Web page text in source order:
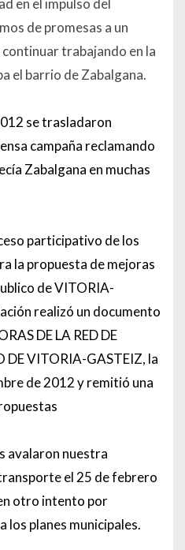
en el impulso del
de promesas a un
trabajando en la
el barrio de Zabalgana.
se trasladaron
campaña reclamando
Zabalgana en muchas
participativo de los
la propuesta de mejoras
de VITORIA-
realizó un documento
DE LA RED DE
DE VITORIA-GASTEIZ, la
de 2012 y remitió una
avalaron nuestra
el 25 de febrero
otro intento por
los planes municipales.